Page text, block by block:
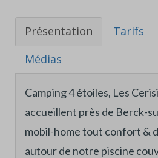
Présentation Tarifs
Médias
Camping 4 étoiles, Les
accueillent près de Berck-
mobil-home tout confort &
autour de notre piscine